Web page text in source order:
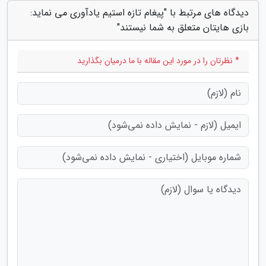
دیدگاه های مرتبط با "پیغام تازه استیم یادآوری می نماید:
بازی هایتان متعلق به شما نیستند"
* نظرتان را در مورد این مقاله با ما درمیان بگذارید